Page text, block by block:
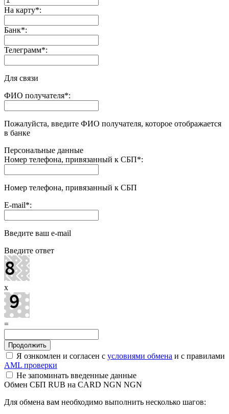
На карту*:
Банк*:
Телеграмм*:
Для связи
ФИО получателя*:
Пожалуйста, введите ФИО получателя, которое отображается
в банке
Персональные данные
Номер телефона, привязанный к СБП*:
Номер телефона, привязанный к СБП
E-mail*:
Введите ваш e-mail
Введите ответ
x
=
Я ознкомлен и согласен с условиями обмена и с правилами
AML проверки
Не запоминать введенные данные
Обмен СБП RUB на CARD NGN NGN
Для обмена вам необходимо выполнить несколько шагов: